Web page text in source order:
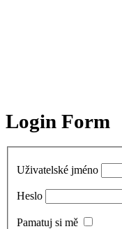
Login Form
Uživatelské jméno
Heslo
Pamatuj si mě